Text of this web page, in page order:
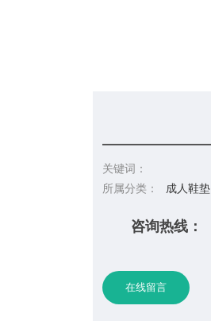
关键词：
所属分类：
成人鞋垫
咨询热线：
在线留言